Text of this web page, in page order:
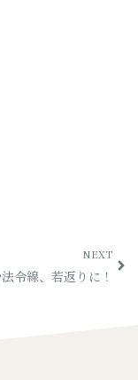
NEXT
令線、若返りに！